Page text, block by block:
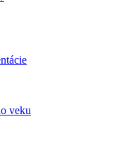
veku